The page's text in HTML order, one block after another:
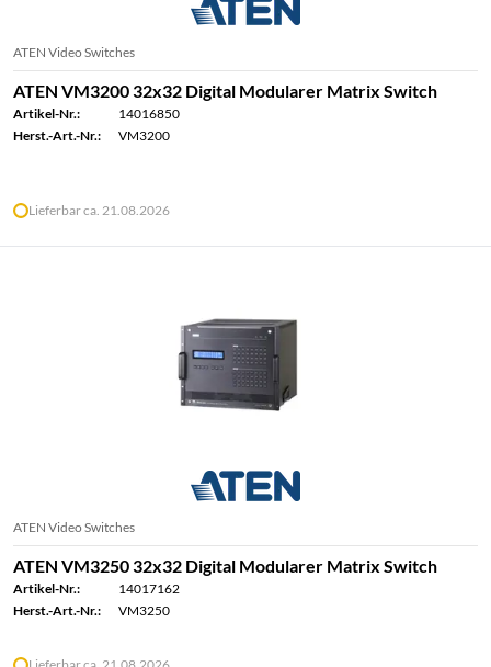
ATEN Video Switches
ATEN VM3200 32x32 Digital Modularer Matrix Switch
Artikel-Nr.:
14016850
Herst.-Art.-Nr.:
VM3200
Lieferbar ca. 21.08.2026
ATEN Video Switches
ATEN VM3250 32x32 Digital Modularer Matrix Switch
Artikel-Nr.:
14017162
Herst.-Art.-Nr.:
VM3250